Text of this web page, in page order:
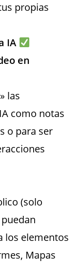
propias
IA
en
las
como notas
o para ser
(solo
los elementos
Mapas